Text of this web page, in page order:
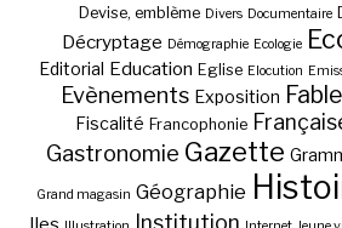
Devise, emblème Divers Documentaire
Décryptage Démographie Ecologie
Editorial Education Eglise Elocution
Evènements Exposition Fable
Fiscalité Francophonie
Gastronomie Gazette
Grand magasin Géographie
Institution